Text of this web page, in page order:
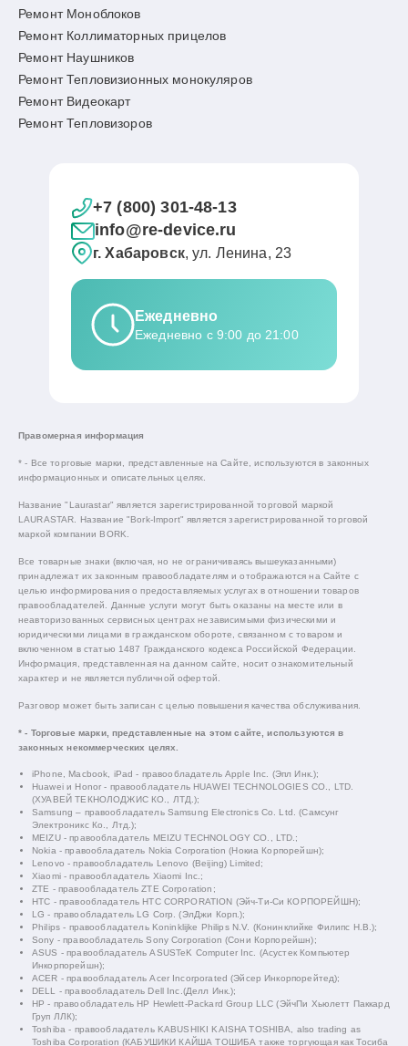
Ремонт Моноблоков
Ремонт Коллиматорных прицелов
Ремонт Наушников
Ремонт Тепловизионных монокуляров
Ремонт Видеокарт
Ремонт Тепловизоров
+7 (800) 301-48-13
info@re-device.ru
г. Хабаровск, ул. Ленина, 23
Ежедневно
Ежедневно с 9:00 до 21:00
Правомерная информация
* - Все торговые марки, представленные на Сайте, используются в законных
информационных и описательных целях.
Название "Laurastar" является зарегистрированной торговой маркой
LAURASTAR. Название "Bork-Import" является зарегистрированной торговой
маркой компании BORK.
Все товарные знаки (включая, но не ограничиваясь вышеуказанными)
принадлежат их законным правообладателям и отображаются на Сайте с
целью информирования о предоставляемых услугах в отношении товаров
правообладателей. Данные услуги могут быть оказаны на месте или в
неавторизованных сервисных центрах независимыми физическими и
юридическими лицами в гражданском обороте, связанном с товаром и
включенном в статью 1487 Гражданского кодекса Российской Федерации.
Информация, представленная на данном сайте, носит ознакомительный
характер и не является публичной офертой.
Разговор может быть записан с целью повышения качества обслуживания.
* - Торговые марки, представленные на этом сайте, используются в
законных некоммерческих целях.
iPhone, Macbook, iPad - правообладатель Apple Inc. (Эпл Инк.);
Huawei и Honor - правообладатель HUAWEI TECHNOLOGIES CO., LTD.
(ХУАВЕЙ ТЕКНОЛОДЖИС КО., ЛТД.);
Samsung – правообладатель Samsung Electronics Co. Ltd. (Самсунг
Электроникс Ко., Лтд.);
MEIZU - правообладатель MEIZU TECHNOLOGY CO., LTD.;
Nokia - правообладатель Nokia Corporation (Нокиа Корпорейшн);
Lenovo - правообладатель Lenovo (Beijing) Limited;
Xiaomi - правообладатель Xiaomi Inc.;
ZTE - правообладатель ZTE Corporation;
HTC - правообладатель HTC CORPORATION (Эйч-Ти-Си КОРПОРЕЙШН);
LG - правообладатель LG Corp. (ЭлДжи Корп.);
Philips - правообладатель Koninklijke Philips N.V. (Конинклийке Филипс Н.В.);
Sony - правообладатель Sony Corporation (Сони Корпорейшн);
ASUS - правообладатель ASUSTeK Computer Inc. (Асустек Компьютер
Инкорпорейшн);
ACER - правообладатель Acer Incorporated (Эйсер Инкорпорейтед);
DELL - правообладатель Dell Inc.(Делл Инк.);
HP - правообладатель HP Hewlett-Packard Group LLC (ЭйчПи Хьюлетт Паккард
Груп ЛЛК);
Toshiba - правообладатель KABUSHIKI KAISHA TOSHIBA, also trading as
Toshiba Corporation (КАБУШИКИ КАЙША ТОШИБА также торгующая как Тосиба